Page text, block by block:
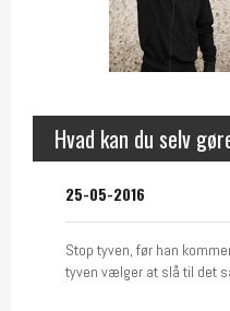
Hvad kan du selv
25-05-2016
Stop tyven, før han
tyven vælger at slå til det